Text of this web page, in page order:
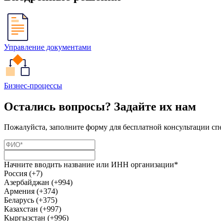
Управление документами
Бизнес-процессы
Остались вопросы? Задайте их нам
Пожалуйста, заполните форму для бесплатной консультации
Начните вводить название или ИНН организации*
Россия (+7)
Азербайджан (+994)
Армения (+374)
Беларусь (+375)
Казахстан (+997)
Кыргызстан (+996)